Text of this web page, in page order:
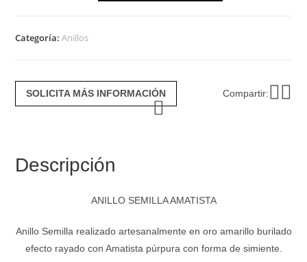
Categoría:Anillos
SOLICITA MÁS INFORMACIÓN Compartir:
Descripción
ANILLO SEMILLA AMATISTA
Anillo Semilla realizado artesanalmente en oro amarillo burilado
efecto rayado con Amatista púrpura con forma de simiente.